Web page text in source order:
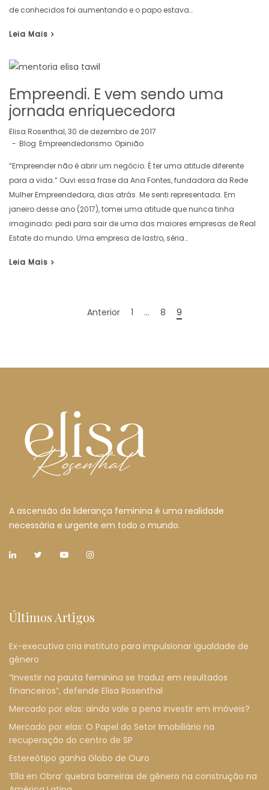
de conhecidos foi aumentando e o papo estava…
Leia Mais
Empreendi. E vem sendo uma
jornada enriquecedora
by
Elisa Rosenthal 30 de dezembro de 2017
Blog Empreendedorismo Opinião
“Empreender não é abrir um negócio. É ter uma atitude diferente
para a vida.” Ouvi essa frase da Ana Fontes, fundadora da Rede
Mulher Empreendedora, dias atrás. Me senti representada. Em
janeiro desse ano (2017), tomei uma atitude que nunca tinha
imaginado: pedi para sair de uma das maiores empresas de Real
Estate do mundo. Uma empresa de lastro, séria…
Leia Mais
Anterior 1 … 8 9
A ascensão da liderança feminina é uma realidade
necessária e urgente em todo o mundo.
Últimos Artigos
Ex-executiva cria instituto para impulsionar igualdade de
gênero
“Investir na pauta feminina se traduz em resultados
financeiros”, defende Elisa Rosenthal
Mercado por elas: ainda vale a pena investir em imóveis?
Mercado por elas: O Papel do Setor Imobiliário na
recuperação do centro de SP
Estereótipo ganha Globo de Ouro
‘Ella en Obra’ quebra barreiras de gênero na construção na